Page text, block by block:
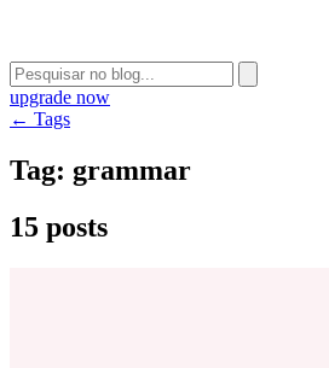
upgrade now
← Tags
Tag: grammar
15 posts